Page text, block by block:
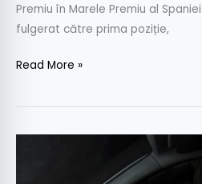
Premiu în Marele Premiu al
fulgerat către prima poziție,
Read More »